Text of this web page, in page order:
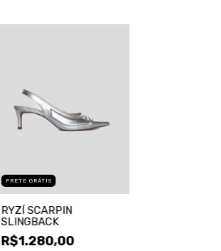
FRETE GRÁTIS
RYZÍ SCARPIN
SLINGBACK
R$1.280,00